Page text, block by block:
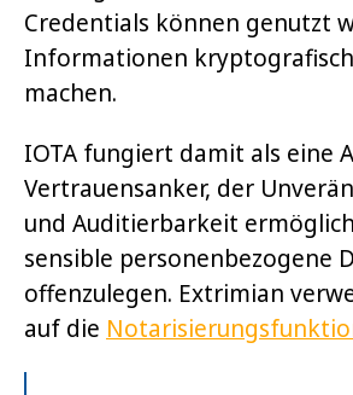
Credentials können genutzt
Informationen
machen.
IOTA fungiert damit als eine
Vertrauensanker, der
und Auditierbarkeit
sensible personenbezogene
offenzulegen. Extrimian
auf die